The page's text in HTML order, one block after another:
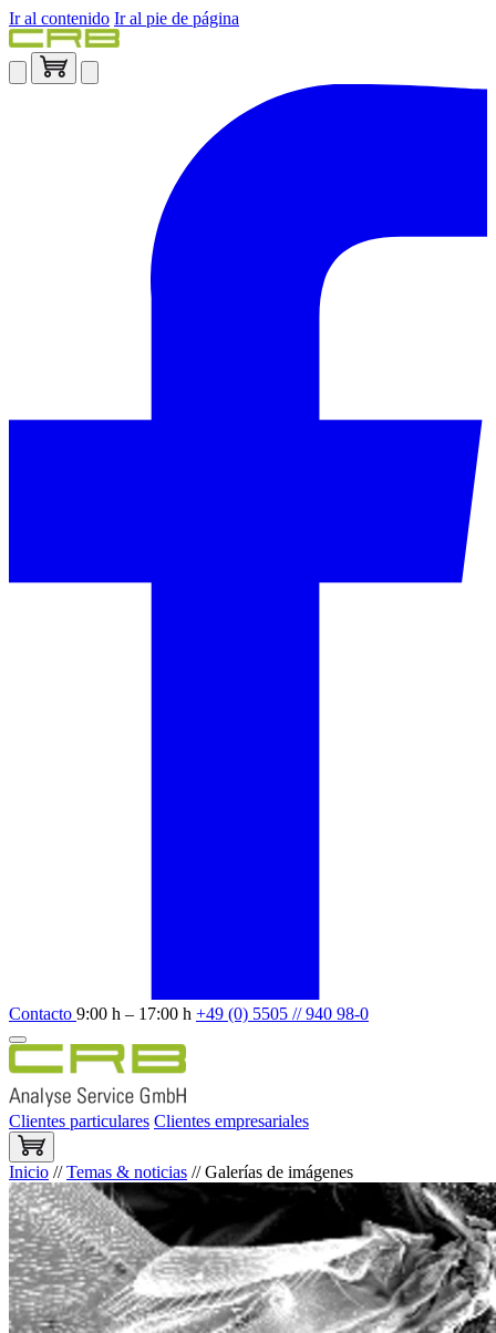
Ir al contenido Ir al pie de página
Contacto 9:00 h – 17:00 h +49 (0) 5505 // 940 98-0
Clientes particulares Clientes empresariales
Inicio //Temas & noticias //Galerías de imágenes